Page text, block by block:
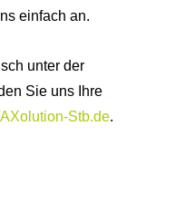
einfach an.
unter der
Sie uns Ihre
Stb.de.